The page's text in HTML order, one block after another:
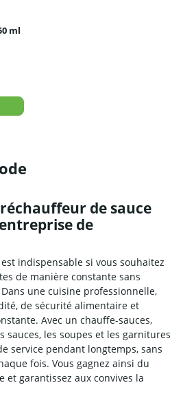
ml
de sauce
de
indispensable si vous souhaitez
de manière constante sans
une cuisine professionnelle,
de sécurité alimentaire et
Avec un chauffe-sauces,
sauces, les soupes et les garnitures
service pendant longtemps, sans
fois. Vous gagnez ainsi du
et garantissez aux convives la